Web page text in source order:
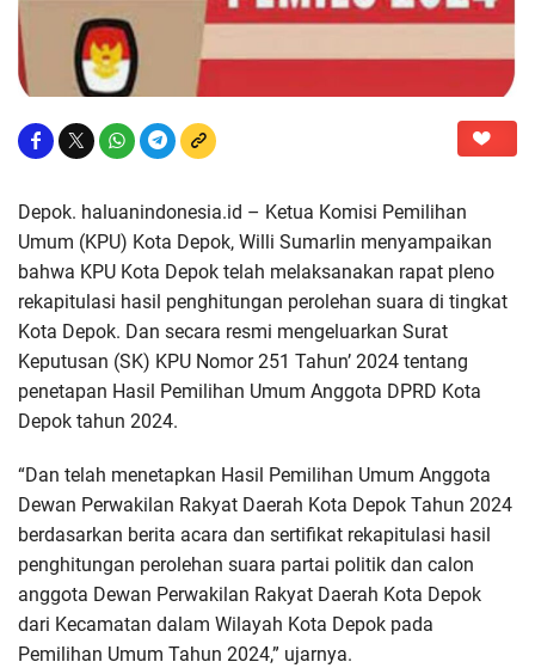
Depok. haluanindonesia.id – Ketua Komisi Pemilihan
Umum (KPU) Kota Depok, Willi Sumarlin menyampaikan
bahwa KPU Kota Depok telah melaksanakan rapat pleno
rekapitulasi hasil penghitungan perolehan suara di tingkat
Kota Depok. Dan secara resmi mengeluarkan Surat
Keputusan (SK) KPU Nomor 251 Tahun’ 2024 tentang
penetapan Hasil Pemilihan Umum Anggota DPRD Kota
Depok tahun 2024.
“Dan telah menetapkan Hasil Pemilihan Umum Anggota
Dewan Perwakilan Rakyat Daerah Kota Depok Tahun 2024
berdasarkan berita acara dan sertifikat rekapitulasi hasil
penghitungan perolehan suara partai politik dan calon
anggota Dewan Perwakilan Rakyat Daerah Kota Depok
dari Kecamatan dalam Wilayah Kota Depok pada
Pemilihan Umum Tahun 2024,” ujarnya.